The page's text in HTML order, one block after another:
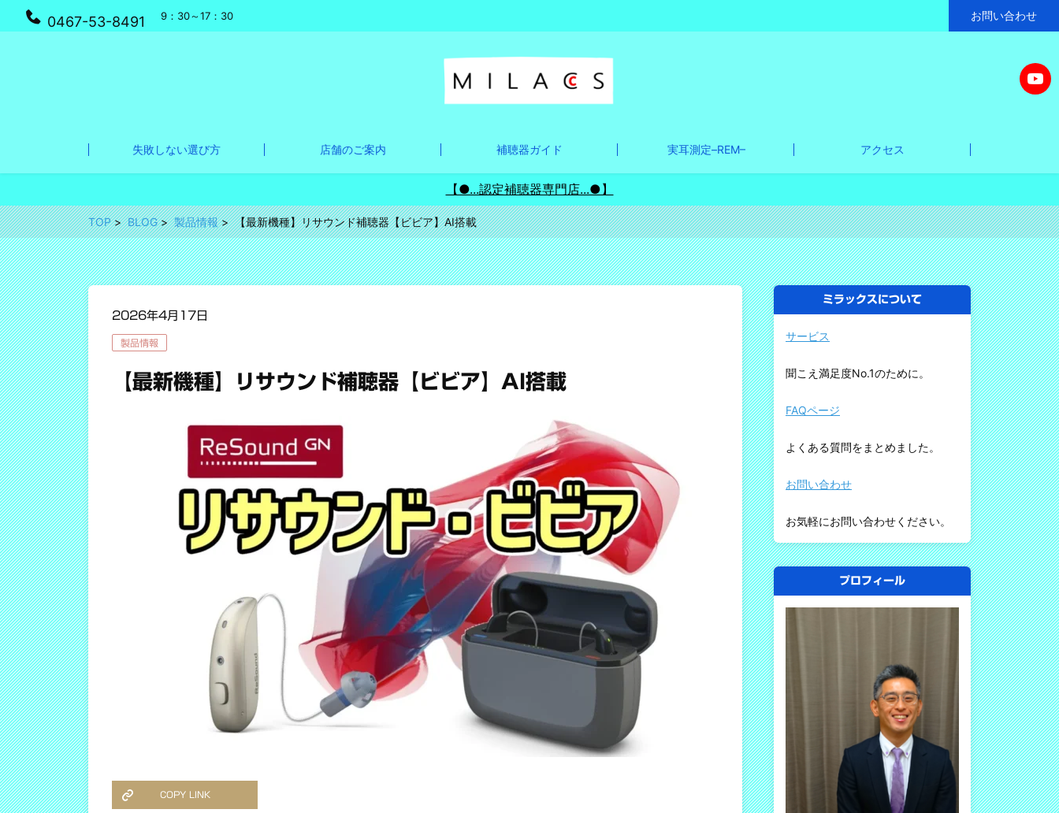
0467-53-8491 9：30～17：30 お問い合わせ
失敗しない選び方 店舗のご案内 補聴器ガイド 実耳測定–REM– アクセス
【●...認定補聴器専門店...●】
TOP BLOG 製品情報 【最新機種】リサウンド補聴器【ビビア】AI搭載
2026年4月17日
製品情報
【最新機種】リサウンド補聴器【ビビア】AI搭載
COPY LINK
ミラックスについて
サービス
聞こえ満足度No.1のために。
FAQページ
よくある質問をまとめました。
お問い合わせ
お気軽にお問い合わせください。
プロフィール